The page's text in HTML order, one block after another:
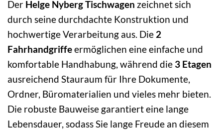
Der Helge Nyberg Tischwagen zeichnet sich
durch seine durchdachte Konstruktion und
hochwertige Verarbeitung aus. Die 2
Fahrhandgriffeermöglichen eine einfache und
komfortable Handhabung, während die 3 Etagen
ausreichend Stauraum für Ihre Dokumente,
Ordner, Büromaterialien und vieles mehr bieten.
Die robuste Bauweise garantiert eine lange
Lebensdauer, sodass Sie lange Freude an diesem